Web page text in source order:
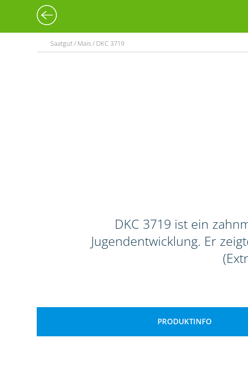
Saatgut / Mais / DKC 3719
DKC 3719 ist ein
Jugendentwicklung. Er
PRODUKTINFO